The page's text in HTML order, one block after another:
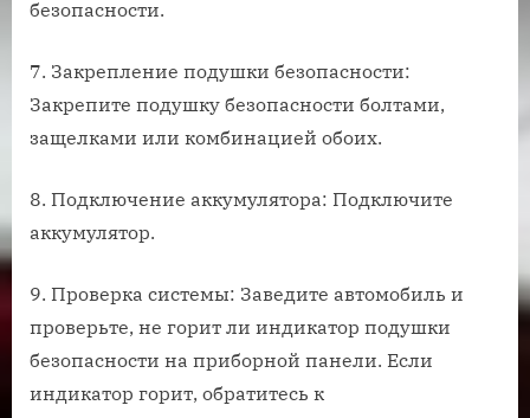
безопасности.
7. Закрепление подушки безопасности:
Закрепите подушку безопасности болтами,
защелками или комбинацией обоих.
8. Подключение аккумулятора: Подключите
аккумулятор.
9. Проверка системы: Заведите автомобиль и
проверьте, не горит ли индикатор подушки
безопасности на приборной панели. Если
индикатор горит, обратитесь к